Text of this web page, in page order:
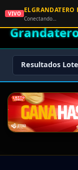
🌟 El
Resultados
VIVO ELGRANDATERO
Conectando…